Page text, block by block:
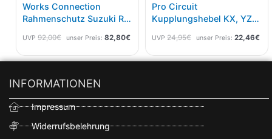
Works Connection
Rahmenschutz Suzuki RM
UVP 92,00€ unser Preis: 82,80€
Pro Circuit
Kupplungshebel KX, YZ
UVP 24,95€ unser Preis: 22,46€
INFORMATIONEN
Impressum
Widerrufsbelehrung